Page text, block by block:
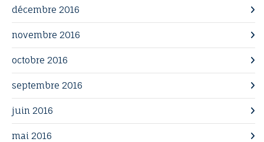
décembre 2016
novembre 2016
octobre 2016
septembre 2016
juin 2016
mai 2016